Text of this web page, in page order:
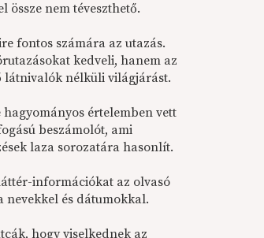
össze nem téveszthető.
fontos számára az utazás.
kedveli, hanem az
látnivalók nélküli világjárást.
értelemben vett
beszámolót, ami
laza sorozatára hasonlít.
információkat az olvasó
és dátumokkal.
hogy viselkednek az